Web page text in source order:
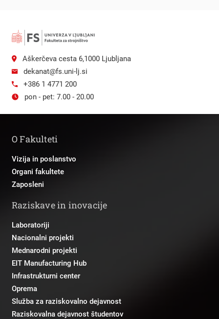
Aškerčeva cesta 6,1000 Ljubljana
dekanat@fs.uni-lj.si
+386 1 4771 200
pon - pet: 7.00 - 20.00
O Fakulteti
Vizija in poslanstvo
Organi fakultete
Zaposleni
Raziskave in inovacije
Laboratoriji
Nacionalni projekti
Mednarodni projekti
EIT Manufacturing Hub
Infrastrukturni center
Oprema
Služba za raziskovalno dejavnost
Raziskovalna dejavnost študentov